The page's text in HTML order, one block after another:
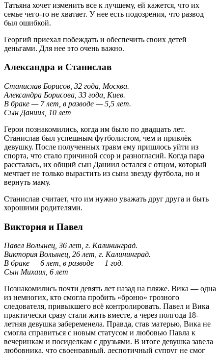
Татьяна хочет изменить все к лучшему, ей кажется, что их
семье чего-то не хватает. У нее есть подозрения, что развод
был ошибкой.
Георгий приехал побеждать и обеспечить своих детей
деньгами. Для нее это очень важно.
Александра и Станислав
Станислав Борисов, 32 года, Москва.
Александра Борисова, 33 года, Киев.
В браке — 7 лет, в разводе — 5,5 лет.
Сын Даниил, 10 лет
Герои познакомились, когда им было по двадцать лет.
Станислав был успешным футболистом, чем и привлёк
девушку. После полученных травм ему пришлось уйти из
спорта, что стало причиной ссор и разногласий. Когда пара
рассталась, их общий сын Даниил остался с отцом, который
мечтает не только вырастить из сына звезду футбола, но и
вернуть маму.
Станислав считает, что им нужно уважать друг друга и быть
хорошими родителями.
Виктория и Павел
Павел Волынец, 36 лет, г. Калининград.
Виктория Волынец, 26 лет, г. Калининград.
В браке — 6 лет, в разводе — 1 год.
Сын Михаил, 6 лет
Познакомились почти девять лет назад на пляже. Вика — одна
из немногих, кто смогла пробить «броню» грозного
следователя, привыкшего всё контролировать. Павел и Вика
практически сразу стали жить вместе, а через полгода 18-
летняя девушка забеременела. Правда, став матерью, Вика не
смогла справиться с новым статусом и любовью Павла к
вечеринкам и посиделкам с друзьями. В итоге девушка завела
любовника, что своенравный, деспотичный супруг не смог